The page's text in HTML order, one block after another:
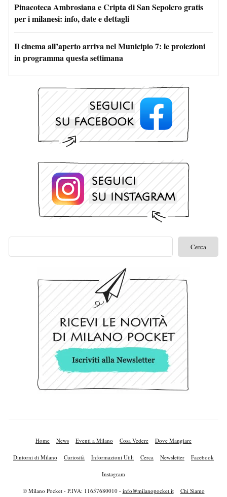
Pinacoteca Ambrosiana e Cripta di San Sepolcro gratis
per i milanesi: info, date e dettagli
Il cinema all’aperto arriva nel Municipio 7: le proiezioni
in programma questa settimana
Home News Eventi a Milano Cosa Vedere Dove Mangiare
Dintorni di Milano Curiosità Informazioni Utili Cerca Newsletter Facebook
Instagram
© Milano Pocket - P.IVA: 11657680010 - info@milanopocket.it Chi Siamo